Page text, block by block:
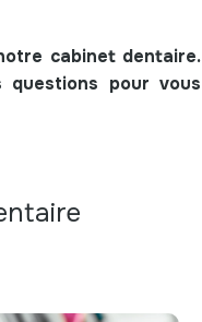
cabinet dentaire.
pour vous